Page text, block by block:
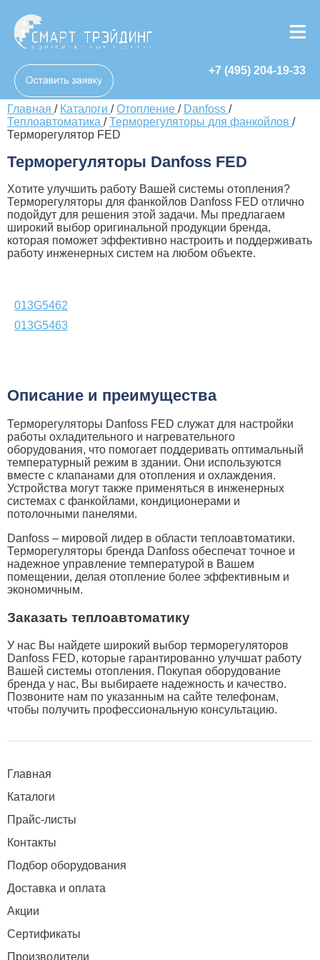
+7 (495) 204-19-33
Главная / Каталоги /Отопление / Danfoss /
Теплоавтоматика /Терморегуляторы для фанкойлов /
Терморегулятор FED
Терморегуляторы Danfoss FED
Хотите улучшить работу Вашей системы отопления?
Терморегуляторы для фанкойлов Danfoss FED отлично
подойдут для решения этой задачи. Мы предлагаем
широкий выбор оригинальной продукции бренда,
которая поможет эффективно настроить и поддерживать
работу инженерных систем на любом объекте.
013G5462
013G5463
Описание и преимущества
Терморегуляторы Danfoss FED служат для настройки
работы охладительного и нагревательного
оборудования, что помогает поддеривать оптимальный
температурный режим в здании. Они используются
вместе с клапанами для отопления и охлаждения.
Устройства могут также применяться в инженерных
системах с фанкойлами, кондиционерами и
потолочными панелями.
Danfoss – мировой лидер в области теплоавтоматики.
Терморегуляторы бренда Danfoss обеспечат точное и
надежное управление температурой в Вашем
помещении, делая отопление более эффективным и
экономичным.
Заказать теплоавтоматику
У нас Вы найдете широкий выбор терморегуляторов
Danfoss FED, которые гарантированно улучшат работу
Вашей системы отопления. Покупая оборудование
бренда у нас, Вы выбираете надежность и качество.
Позвоните нам по указанным на сайте телефонам,
чтобы получить профессиональную консультацию.
Главная
Каталоги
Прайс-листы
Контакты
Подбор оборудования
Доставка и оплата
Акции
Сертификаты
Производители